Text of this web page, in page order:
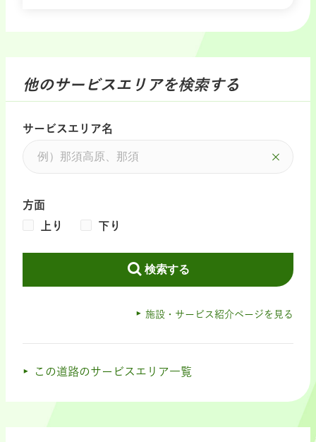
他のサービスエリアを検索する
サービスエリア名
方面
上り
下り
検索する
施設・サービス紹介ページを見る
この道路のサービスエリア一覧